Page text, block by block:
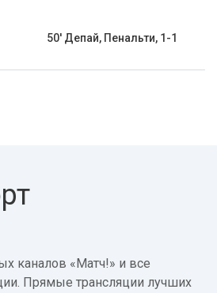
50' Депай, Пенальти, 1-1
каналов «Матч!» и все
Прямые трансляции лучших